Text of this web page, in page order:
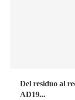
Del residuo al
AD19...